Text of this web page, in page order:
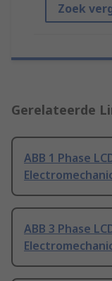
Zoek
Gerelateerde
ABB 1 Phase
ABB 3 Phase